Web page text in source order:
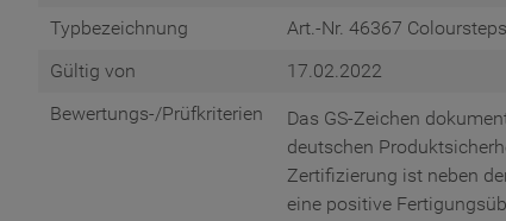
Typbezeichnung
Art.-Nr. 46367 Coloursteps
Gültig von
17.02.2022
Bewertungs-/Prüfkriterien
Das GS-Zeichen
deutschen
Zertifizierung ist neben
eine positive